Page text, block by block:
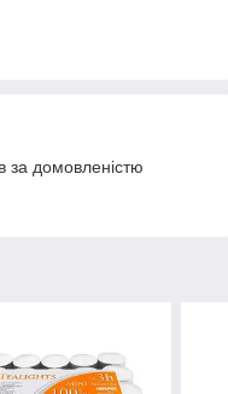
за домовленістю